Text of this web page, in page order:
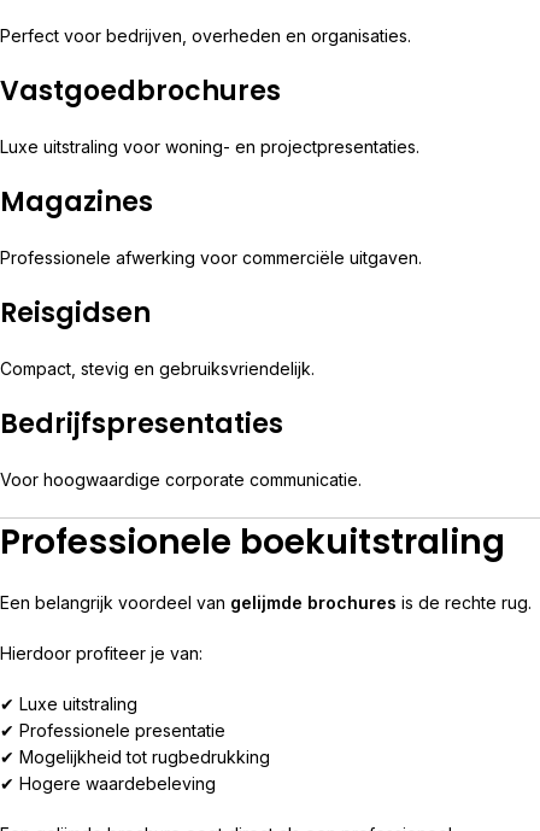
Perfect voor bedrijven, overheden en organisaties.
Vastgoedbrochures
Luxe uitstraling voor woning- en projectpresentaties.
Magazines
Professionele afwerking voor commerciële uitgaven.
Reisgidsen
Compact, stevig en gebruiksvriendelijk.
Bedrijfspresentaties
Voor hoogwaardige corporate communicatie.
Professionele boekuitstraling
Een belangrijk voordeel van gelijmde brochures is de rechte rug.
Hierdoor profiteer je van:
✔ Luxe uitstraling
✔ Professionele presentatie
✔ Mogelijkheid tot rugbedrukking
✔ Hogere waardebeleving